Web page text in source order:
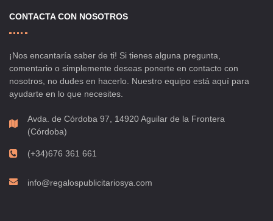
CONTACTA CON NOSOTROS
¡Nos encantaría saber de ti! Si tienes alguna pregunta,
comentario o simplemente deseas ponerte en contacto con
nosotros, no dudes en hacerlo. Nuestro equipo está aquí para
ayudarte en lo que necesites.
Avda. de Córdoba 97, 14920 Aguilar de la Frontera
(Córdoba)
(+34)676 361 661
info@regalospublicitariosya.com